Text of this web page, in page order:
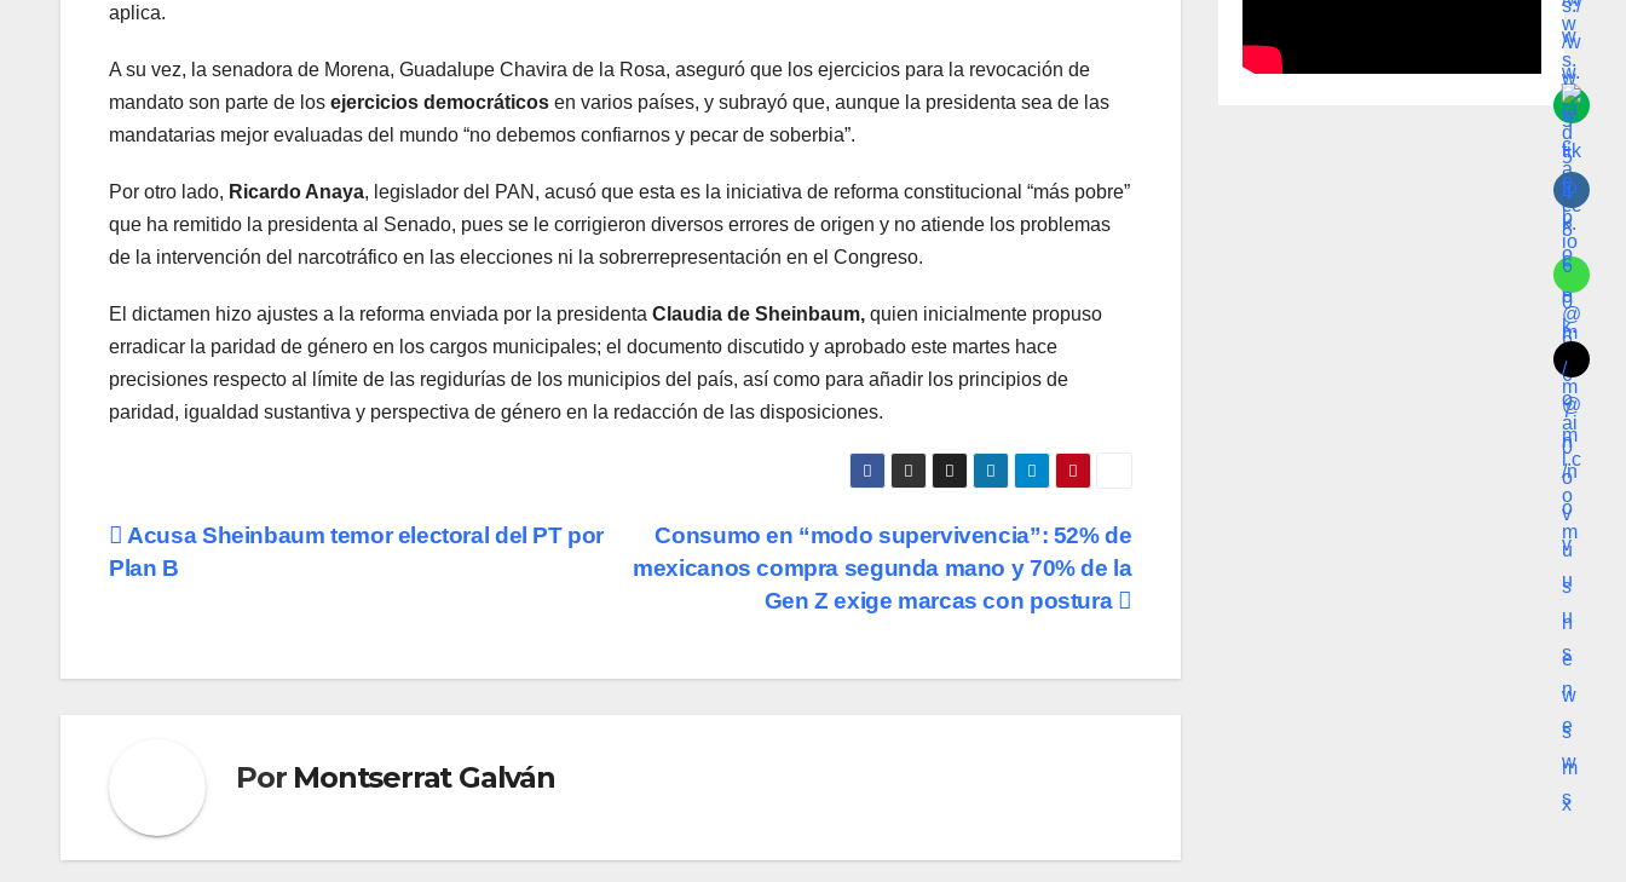
aplica.
A su vez, la senadora de Morena, Guadalupe Chavira de la Rosa, aseguró que los ejercicios para la revocación de
mandato son parte de los ejercicios democráticos en varios países, y subrayó que, aunque la presidenta sea de las
mandatarias mejor evaluadas del mundo “no debemos confiarnos y pecar de soberbia”.
Por otro lado, Ricardo Anaya, legislador del PAN, acusó que esta es la iniciativa de reforma constitucional “más pobre”
que ha remitido la presidenta al Senado, pues se le corrigieron diversos errores de origen y no atiende los problemas
de la intervención del narcotráfico en las elecciones ni la sobrerrepresentación en el Congreso.
El dictamen hizo ajustes a la reforma enviada por la presidenta Claudia de Sheinbaum, quien inicialmente propuso
erradicar la paridad de género en los cargos municipales; el documento discutido y aprobado este martes hace
precisiones respecto al límite de las regidurías de los municipios del país, así como para añadir los principios de
paridad, igualdad sustantiva y perspectiva de género en la redacción de las disposiciones.
Navegación
Consumo en “modo supervivencia”: 52% de
mexicanos compra segunda mano y 70% de la
Gen Z exige marcas con postura
Acusa Sheinbaum temor electoral del PT por
Plan B
Por Montserrat Galván